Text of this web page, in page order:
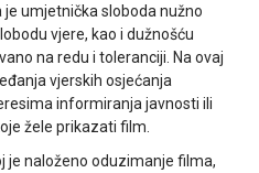
umjetnička sloboda nužno
vjere, kao i dužnošću
na redu i toleranciji. Na ovaj
vjerskih osjećanja
informiranja javnosti ili
žele prikazati film.
je naloženo oduzimanje filma,